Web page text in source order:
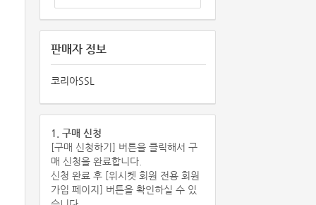
판매자 정보
코리아SSL
1. 구매 신청
[구매 신청하기] 버튼을 클릭해서 구
매 신청을 완료합니다.
신청 완료 후 [위시켓 회원 전용 회원
가입 페이지] 버튼을 확인하실 수 있